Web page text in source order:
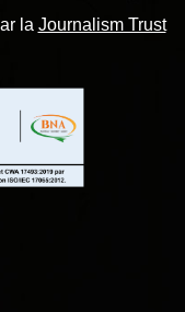
la Journalism Trust